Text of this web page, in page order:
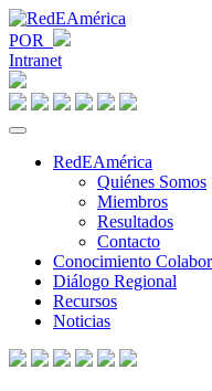
POR
Intranet
RedEAmérica
Quiénes Somos
Miembros
Resultados
Contacto
Conocimiento
Diálogo Regional
Recursos
Noticias